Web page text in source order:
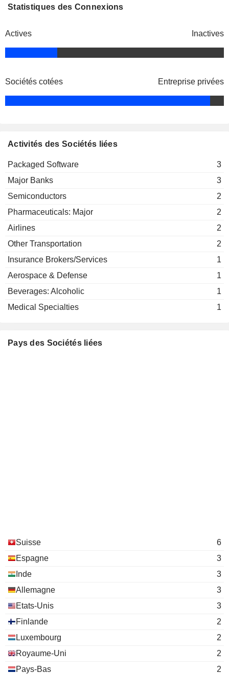
DSM-FIRMENICH
Statistiques des Connexions
Actives Inactives
Sociétés cotées Entreprise privées
Activités des Sociétés liées
Packaged Software
3
Major Banks
3
Semiconductors
2
Pharmaceuticals: Major
2
Airlines
2
Other Transportation
2
Insurance Brokers/Services
1
Aerospace & Defense
1
Beverages: Alcoholic
1
Medical Specialties
1
Pays des Sociétés liées
Suisse
6
Espagne
3
Inde
3
Allemagne
3
Etats-Unis
3
Finlande
2
Luxembourg
2
Royaume-Uni
2
Pays-Bas
2